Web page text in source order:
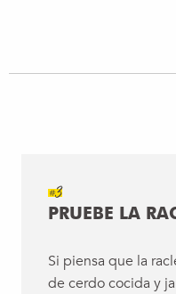
#3
PRUEBE LA
Si piensa que la
de cerdo cocida y